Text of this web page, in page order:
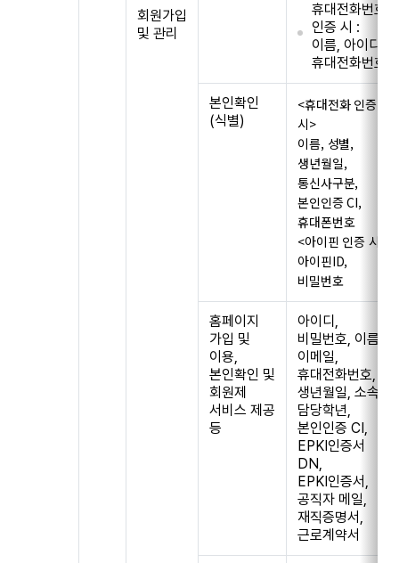
회원가입
및 관리
휴대전화번호
인증 시 :
이름, 아이디,
휴대전화번호
본인확인
(식별)
<휴대전화 인증
시>
이름, 성별,
생년월일,
통신사구분,
본인인증 CI,
휴대폰번호
<아이핀 인증 시>
아이핀ID,
비밀번호
홈페이지
가입 및
이용,
본인확인 및
회원제
서비스 제공
등
아이디,
비밀번호, 이름,
이메일,
휴대전화번호,
생년월일, 소속,
담당학년,
본인인증 CI,
EPKI인증서
DN,
EPKI인증서,
공직자 메일,
재직증명서,
근로계약서